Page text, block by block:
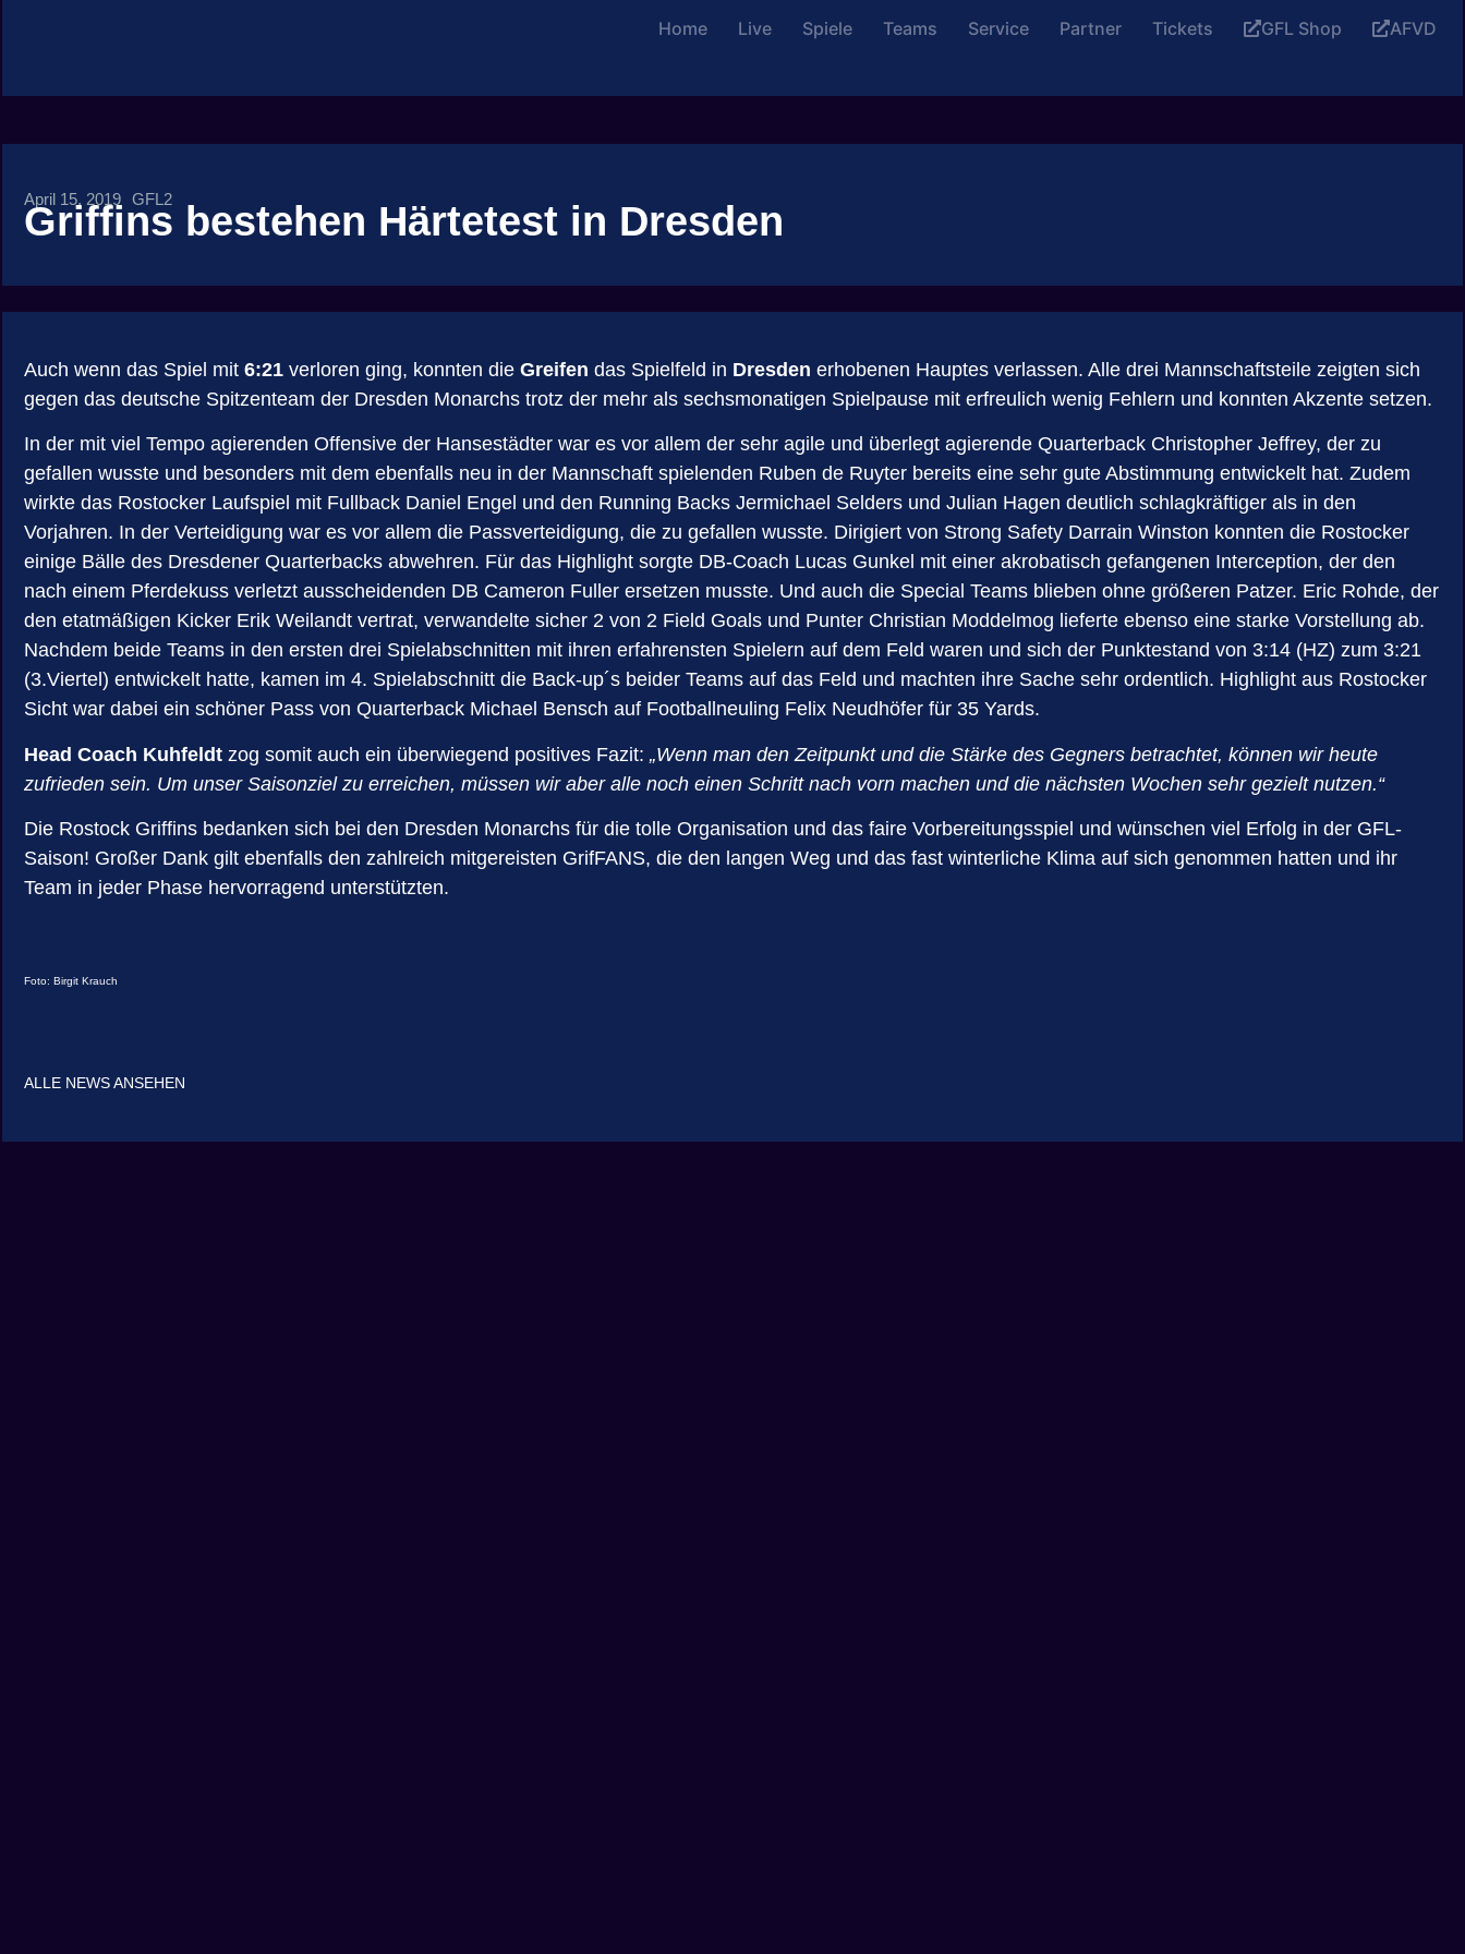
Home Live Spiele Teams Service Partner Tickets GFL Shop AFVD
April 15, 2019 GFL2
Griffins bestehen Härtetest in Dresden
Auch wenn das Spiel mit 6:21 verloren ging, konnten die Greifen das Spielfeld in Dresden erhobenen Hauptes verlassen. Alle drei Mannschaftsteile zeigten sich
gegen das deutsche Spitzenteam der Dresden Monarchs trotz der mehr als sechsmonatigen Spielpause mit erfreulich wenig Fehlern und konnten Akzente setzen.
In der mit viel Tempo agierenden Offensive der Hansestädter war es vor allem der sehr agile und überlegt agierende Quarterback Christopher Jeffrey, der zu
gefallen wusste und besonders mit dem ebenfalls neu in der Mannschaft spielenden Ruben de Ruyter bereits eine sehr gute Abstimmung entwickelt hat. Zudem
wirkte das Rostocker Laufspiel mit Fullback Daniel Engel und den Running Backs Jermichael Selders und Julian Hagen deutlich schlagkräftiger als in den
Vorjahren. In der Verteidigung war es vor allem die Passverteidigung, die zu gefallen wusste. Dirigiert von Strong Safety Darrain Winston konnten die Rostocker
einige Bälle des Dresdener Quarterbacks abwehren. Für das Highlight sorgte DB-Coach Lucas Gunkel mit einer akrobatisch gefangenen Interception, der den
nach einem Pferdekuss verletzt ausscheidenden DB Cameron Fuller ersetzen musste. Und auch die Special Teams blieben ohne größeren Patzer. Eric Rohde, der
den etatmäßigen Kicker Erik Weilandt vertrat, verwandelte sicher 2 von 2 Field Goals und Punter Christian Moddelmog lieferte ebenso eine starke Vorstellung ab.
Nachdem beide Teams in den ersten drei Spielabschnitten mit ihren erfahrensten Spielern auf dem Feld waren und sich der Punktestand von 3:14 (HZ) zum 3:21
(3.Viertel) entwickelt hatte, kamen im 4. Spielabschnitt die Back-up´s beider Teams auf das Feld und machten ihre Sache sehr ordentlich. Highlight aus Rostocker
Sicht war dabei ein schöner Pass von Quarterback Michael Bensch auf Footballneuling Felix Neudhöfer für 35 Yards.
Head Coach Kuhfeldt zog somit auch ein überwiegend positives Fazit: „Wenn man den Zeitpunkt und die Stärke des Gegners betrachtet, können wir heute
zufrieden sein. Um unser Saisonziel zu erreichen, müssen wir aber alle noch einen Schritt nach vorn machen und die nächsten Wochen sehr gezielt nutzen.“
Die Rostock Griffins bedanken sich bei den Dresden Monarchs für die tolle Organisation und das faire Vorbereitungsspiel und wünschen viel Erfolg in der GFL-
Saison! Großer Dank gilt ebenfalls den zahlreich mitgereisten GrifFANS, die den langen Weg und das fast winterliche Klima auf sich genommen hatten und ihr
Team in jeder Phase hervorragend unterstützten.
Foto: Birgit Krauch
ALLE NEWS ANSEHEN